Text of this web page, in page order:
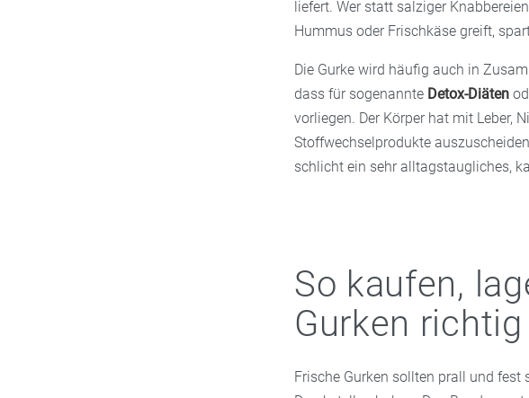
liefert. Wer statt salziger
Hummus oder Frischkäse greift,
Die Gurke wird häufig auch in
dass für sogenannte Detox-Diäten
vorliegen. Der Körper hat mit Leber,
Stoffwechselprodukte
schlicht ein sehr alltagstaugliches,
So kaufen,
Gurken richtig
Frische Gurken sollten prall und fest